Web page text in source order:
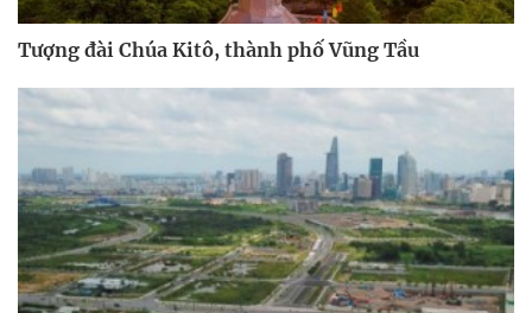
Tượng đài Chúa Kitô, thành phố Vũng Tầu